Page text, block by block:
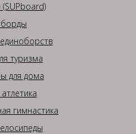
туризма
для дома
гимнастика